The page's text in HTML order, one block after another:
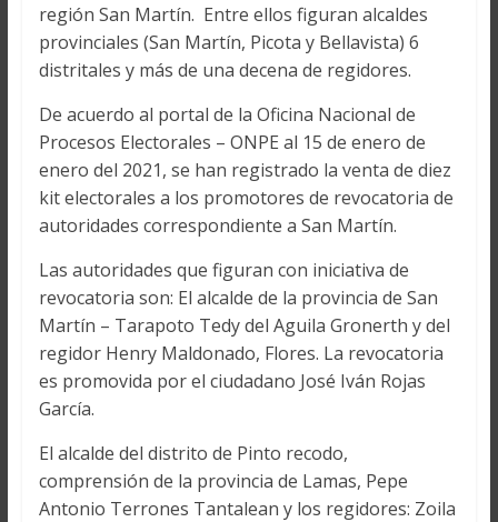
región San Martín. Entre ellos figuran alcaldes
provinciales (San Martín, Picota y Bellavista) 6
distritales y más de una decena de regidores.
De acuerdo al portal de la Oficina Nacional de
Procesos Electorales – ONPE al 15 de enero de
enero del 2021, se han registrado la venta de diez
kit electorales a los promotores de revocatoria de
autoridades correspondiente a San Martín.
Las autoridades que figuran con iniciativa de
revocatoria son: El alcalde de la provincia de San
Martín – Tarapoto Tedy del Aguila Gronerth y del
regidor Henry Maldonado, Flores. La revocatoria
es promovida por el ciudadano José Iván Rojas
García.
El alcalde del distrito de Pinto recodo,
comprensión de la provincia de Lamas, Pepe
Antonio Terrones Tantalean y los regidores: Zoila